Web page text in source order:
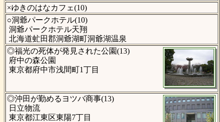
×ゆきのはなカフェ(10)
○洞爺パークホテル(10)
洞爺パークホテル天翔
北海道虻田郡洞爺湖町洞爺湖温泉
◎福光の死体が発見された公園(13)
府中の森公園
東京都府中市浅間町1丁目
◎沖田が勤めるヨツバ商事(13)
日立物流
東京都江東区東陽7丁目